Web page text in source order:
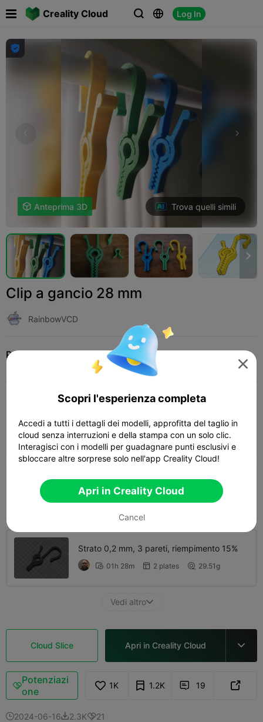
Creality Cloud   Log In
 

 Anteprima 3D Trova quelli simili

Clip a gancio 28 mm
RainbowVCD
Print Settings (9) Add Casa 
Strato 0,2 mm, 2 pareti, riempimento 15%
 45m 40s  1 plates  15.59g
Strato 0,2 mm, 3 pareti, riempimento 15%
 01h 19m  2 plates  31.71g
Strato 0,2 mm, 3 pareti, riempimento 15%
 01h 28m  2 plates  29.51g
Vedi altro
Cloud Slice Apri in Creality Cloud 
Potenziazi
one
1K 1.2K  19 
2024-06-162.3K21

Scopri l'esperienza completa
Accedi a tutti i dettagli dei modelli, approfitta del taglio in
cloud senza interruzioni e della stampa con un solo clic.
Interagisci con i modelli per guadagnare punti esclusivi e
sbloccare altre sorprese solo nell'app Creality Cloud!
Apri in Creality Cloud
Cancel